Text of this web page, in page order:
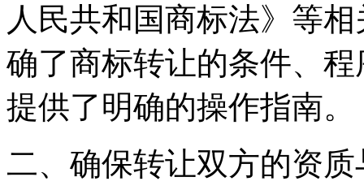
人民共和国商标法》等
确了商标转让的条件、
提供了明确的操作指南。
二、确保转让双方的资质